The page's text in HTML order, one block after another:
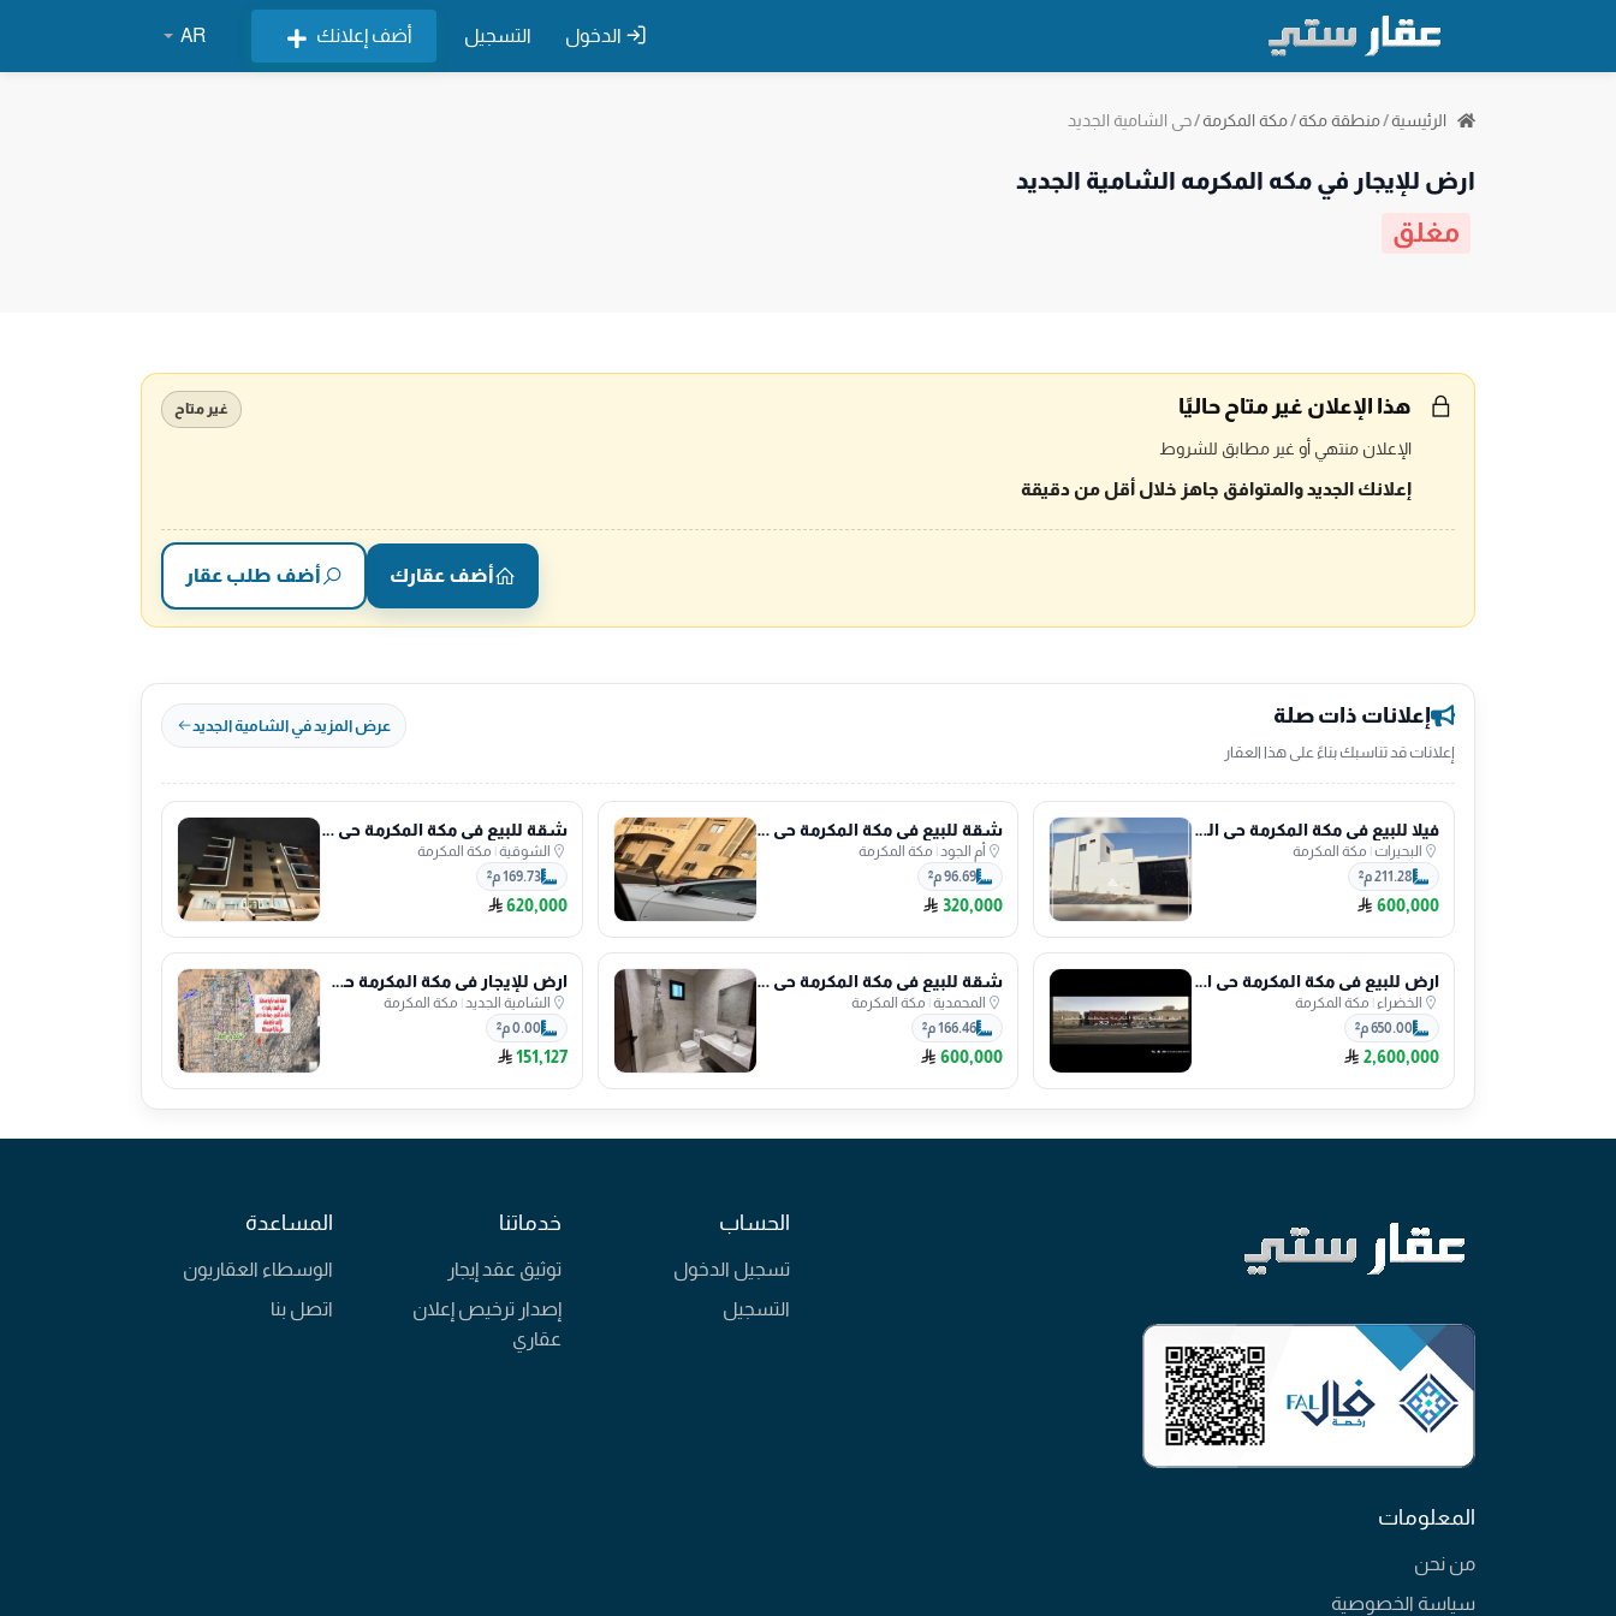
الدخول التسجيل أضف إعلانك AR
الرئيسية/منطقة مكة/مكة المكرمة/حي الشامية الجديد
ارض للإيجار في مكه المكرمه الشامية الجديد
مغلق
هذا الإعلان غير متاح حاليًا غير متاح
الإعلان منتهي أو غير مطابق للشروط
إعلانك الجديد والمتوافق جاهز خلال أقل من دقيقة
أضف عقارك أضف طلب عقار
إعلانات ذات صلة
إعلانات قد تناسبك بناءً على هذا العقار
عرض المزيد في الشامية الجديد
فيلا للبيع في مكة المكرمة حي البحيرات
البحيرات| مكة المكرمة
211.28 م²
600,000
شقة للبيع في مكة المكرمة حي أم الجود
أم الجود| مكة المكرمة
96.69 م²
320,000
شقة للبيع في مكة المكرمة حي الشوقية
الشوقية| مكة المكرمة
169.73 م²
620,000
ارض للبيع في مكة المكرمة حي الخضراء
الخضراء | مكة المكرمة
650.00 م²
2,600,000
شقة للبيع في مكة المكرمة حي المحمدية
المحمدية| مكة المكرمة
166.46 م²
600,000
ارض للإيجار في مكة المكرمة حي الشامية الجديد
الشامية الجديد| مكة المكرمة
0.00 م²
151,127
الحساب
تسجيل الدخول
التسجيل
خدماتنا
توثيق عقد إيجار
إصدار ترخيص إعلان
عقاري
المساعدة
الوسطاء العقاريون
اتصل بنا
المعلومات
من نحن
سياسة الخصوصية